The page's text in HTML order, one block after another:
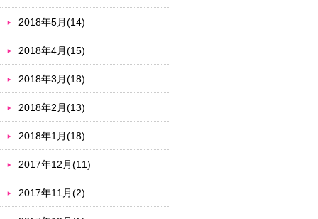
2018年5月(14)
2018年4月(15)
2018年3月(18)
2018年2月(13)
2018年1月(18)
2017年12月(11)
2017年11月(2)